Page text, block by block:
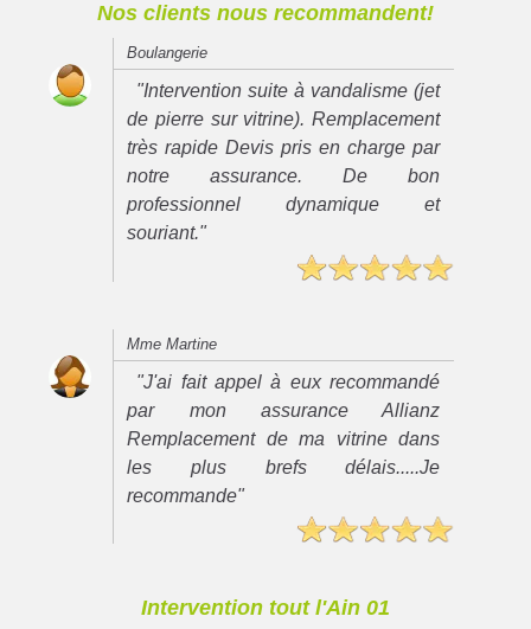
Nos clients nous recommandent!
Boulangerie
"Intervention suite à vandalisme (jet
de pierre sur vitrine). Remplacement
très rapide Devis pris en charge par
notre assurance. De bon
professionnel dynamique et
souriant."
Mme Martine
"J'ai fait appel à eux recommandé
par mon assurance Allianz
Remplacement de ma vitrine dans
les plus brefs délais.....Je
recommande"
Intervention tout l'Ain 01